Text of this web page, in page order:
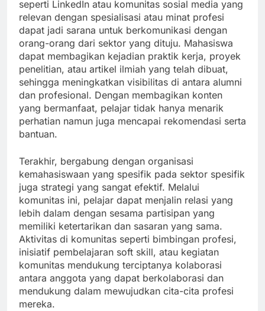
seperti LinkedIn atau komunitas sosial media yang
relevan dengan spesialisasi atau minat profesi
dapat jadi sarana untuk berkomunikasi dengan
orang-orang dari sektor yang dituju. Mahasiswa
dapat membagikan kejadian praktik kerja, proyek
penelitian, atau artikel ilmiah yang telah dibuat,
sehingga meningkatkan visibilitas di antara alumni
dan profesional. Dengan membagikan konten
yang bermanfaat, pelajar tidak hanya menarik
perhatian namun juga mencapai rekomendasi serta
bantuan.
Terakhir, bergabung dengan organisasi
kemahasiswaan yang spesifik pada sektor spesifik
juga strategi yang sangat efektif. Melalui
komunitas ini, pelajar dapat menjalin relasi yang
lebih dalam dengan sesama partisipan yang
memiliki ketertarikan dan sasaran yang sama.
Aktivitas di komunitas seperti bimbingan profesi,
inisiatif pembelajaran soft skill, atau kegiatan
komunitas mendukung terciptanya kolaborasi
antara anggota yang dapat berkolaborasi dan
mendukung dalam mewujudkan cita-cita profesi
mereka.